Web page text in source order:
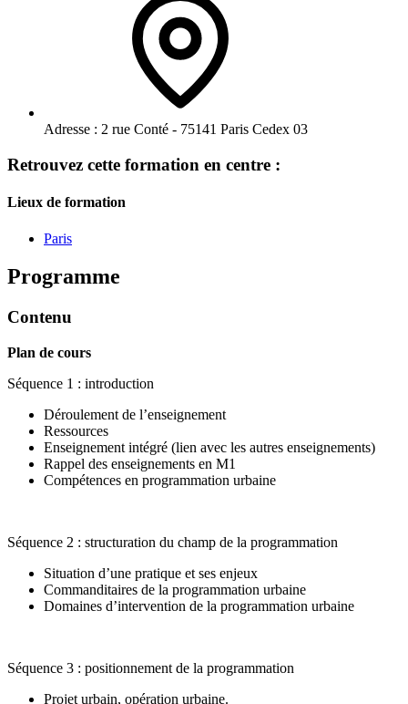
Adresse : 2 rue Conté - 75141 Paris Cedex 03
Retrouvez cette formation en centre :
Lieux de formation
Paris
Programme
Contenu
Plan de cours
Séquence 1 : introduction
Déroulement de l’enseignement
Ressources
Enseignement intégré (lien avec les autres enseignements)
Rappel des enseignements en M1
Compétences en programmation urbaine
Séquence 2 : structuration du champ de la programmation
Situation d’une pratique et ses enjeux
Commanditaires de la programmation urbaine
Domaines d’intervention de la programmation urbaine
Séquence 3 : positionnement de la programmation
Projet urbain, opération urbaine.